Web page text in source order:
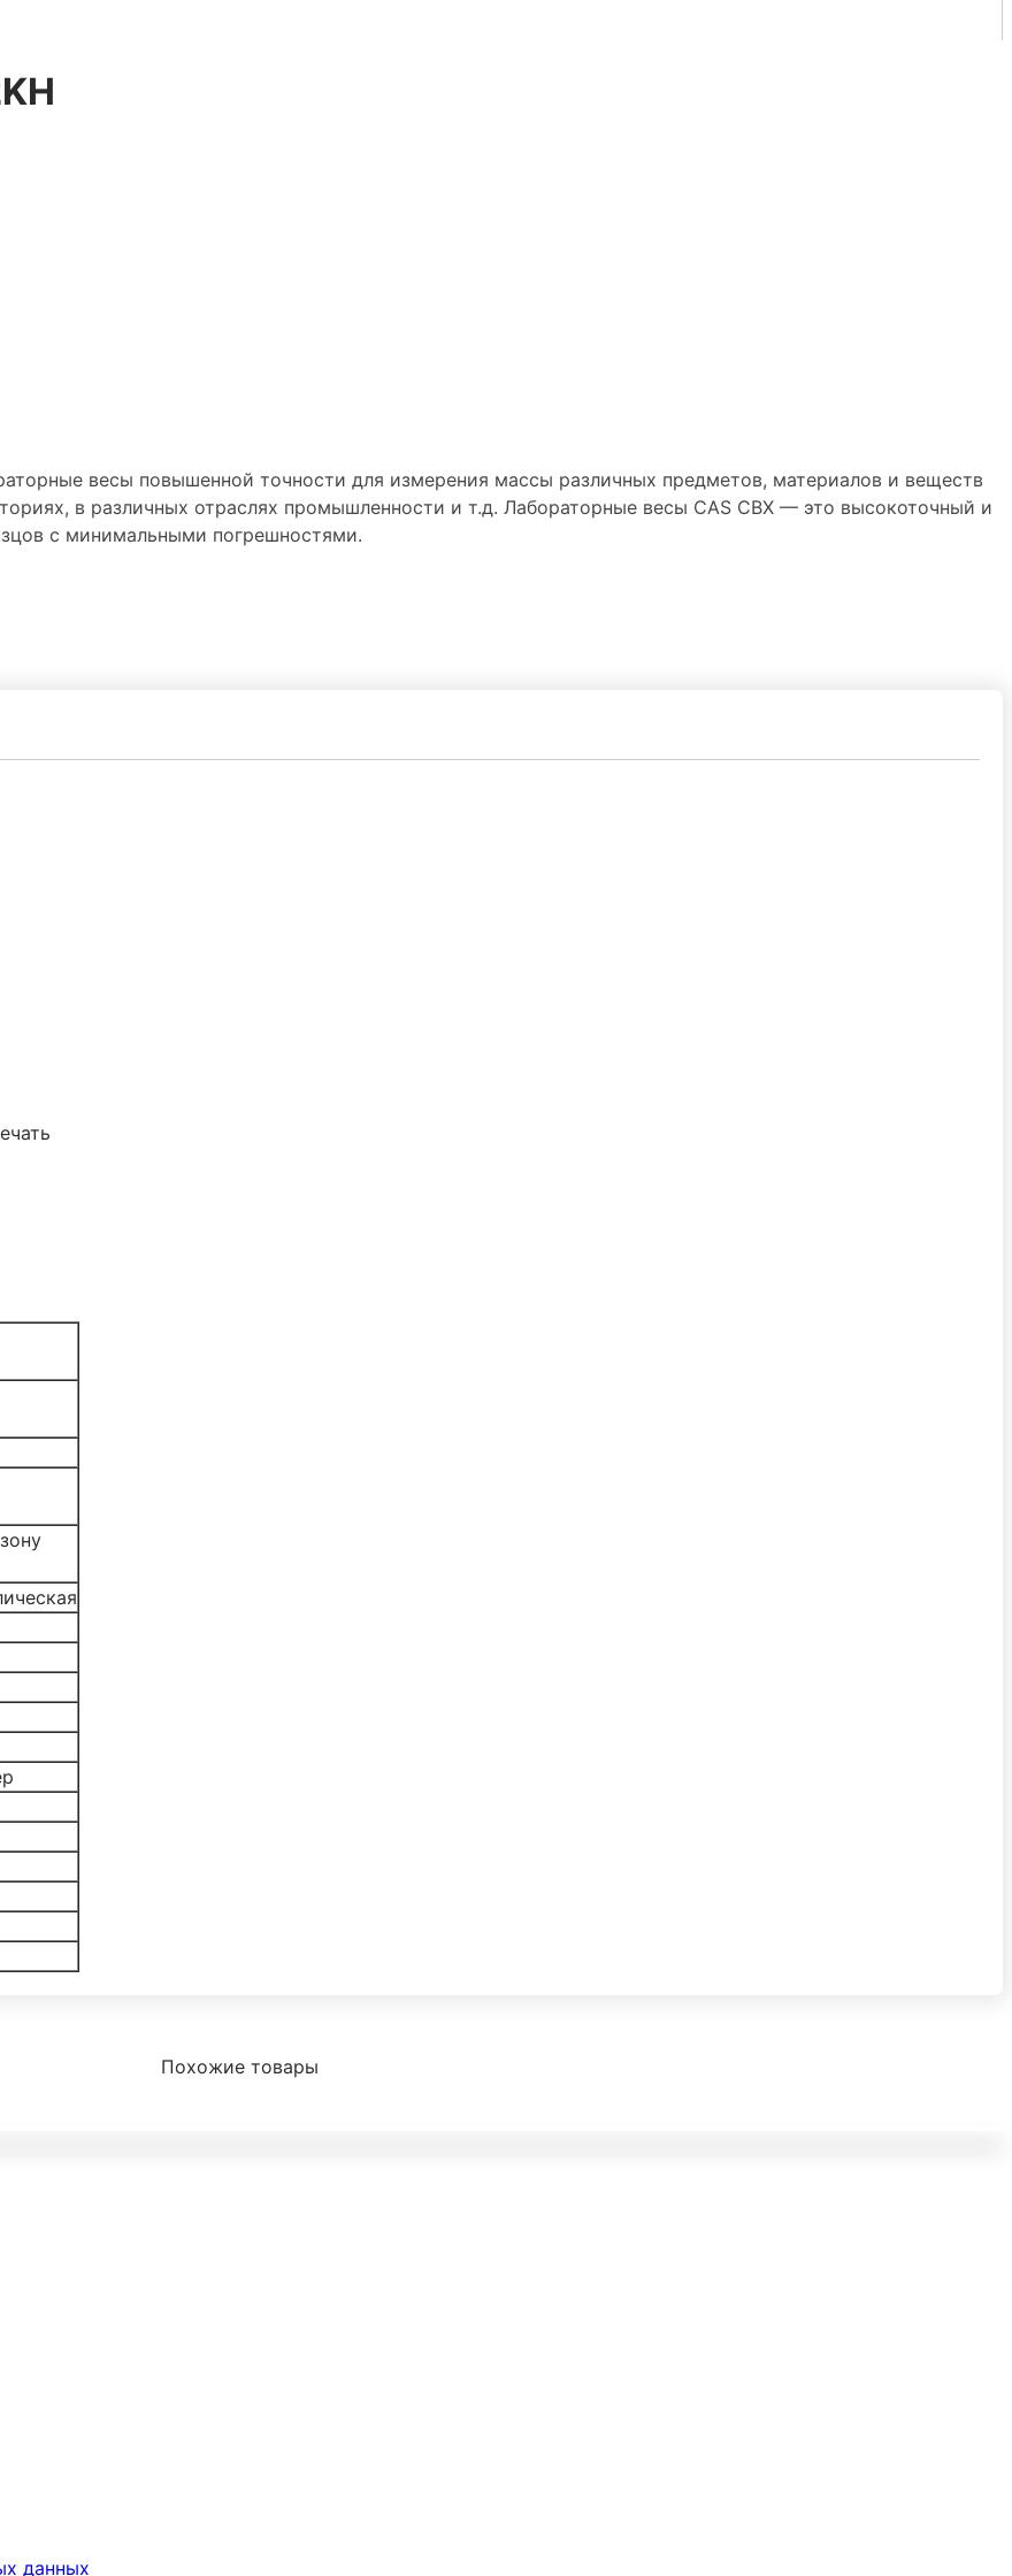
весы повышенной точности для измерения массы различных предметов, материалов и веществ
в различных отраслях промышленности и т.д. Лабораторные весы CAS CBX — это высокоточный и
с минимальными погрешностями.
Похожие товары
данных